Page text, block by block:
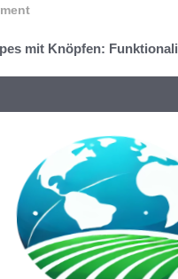
mit Knöpfen: